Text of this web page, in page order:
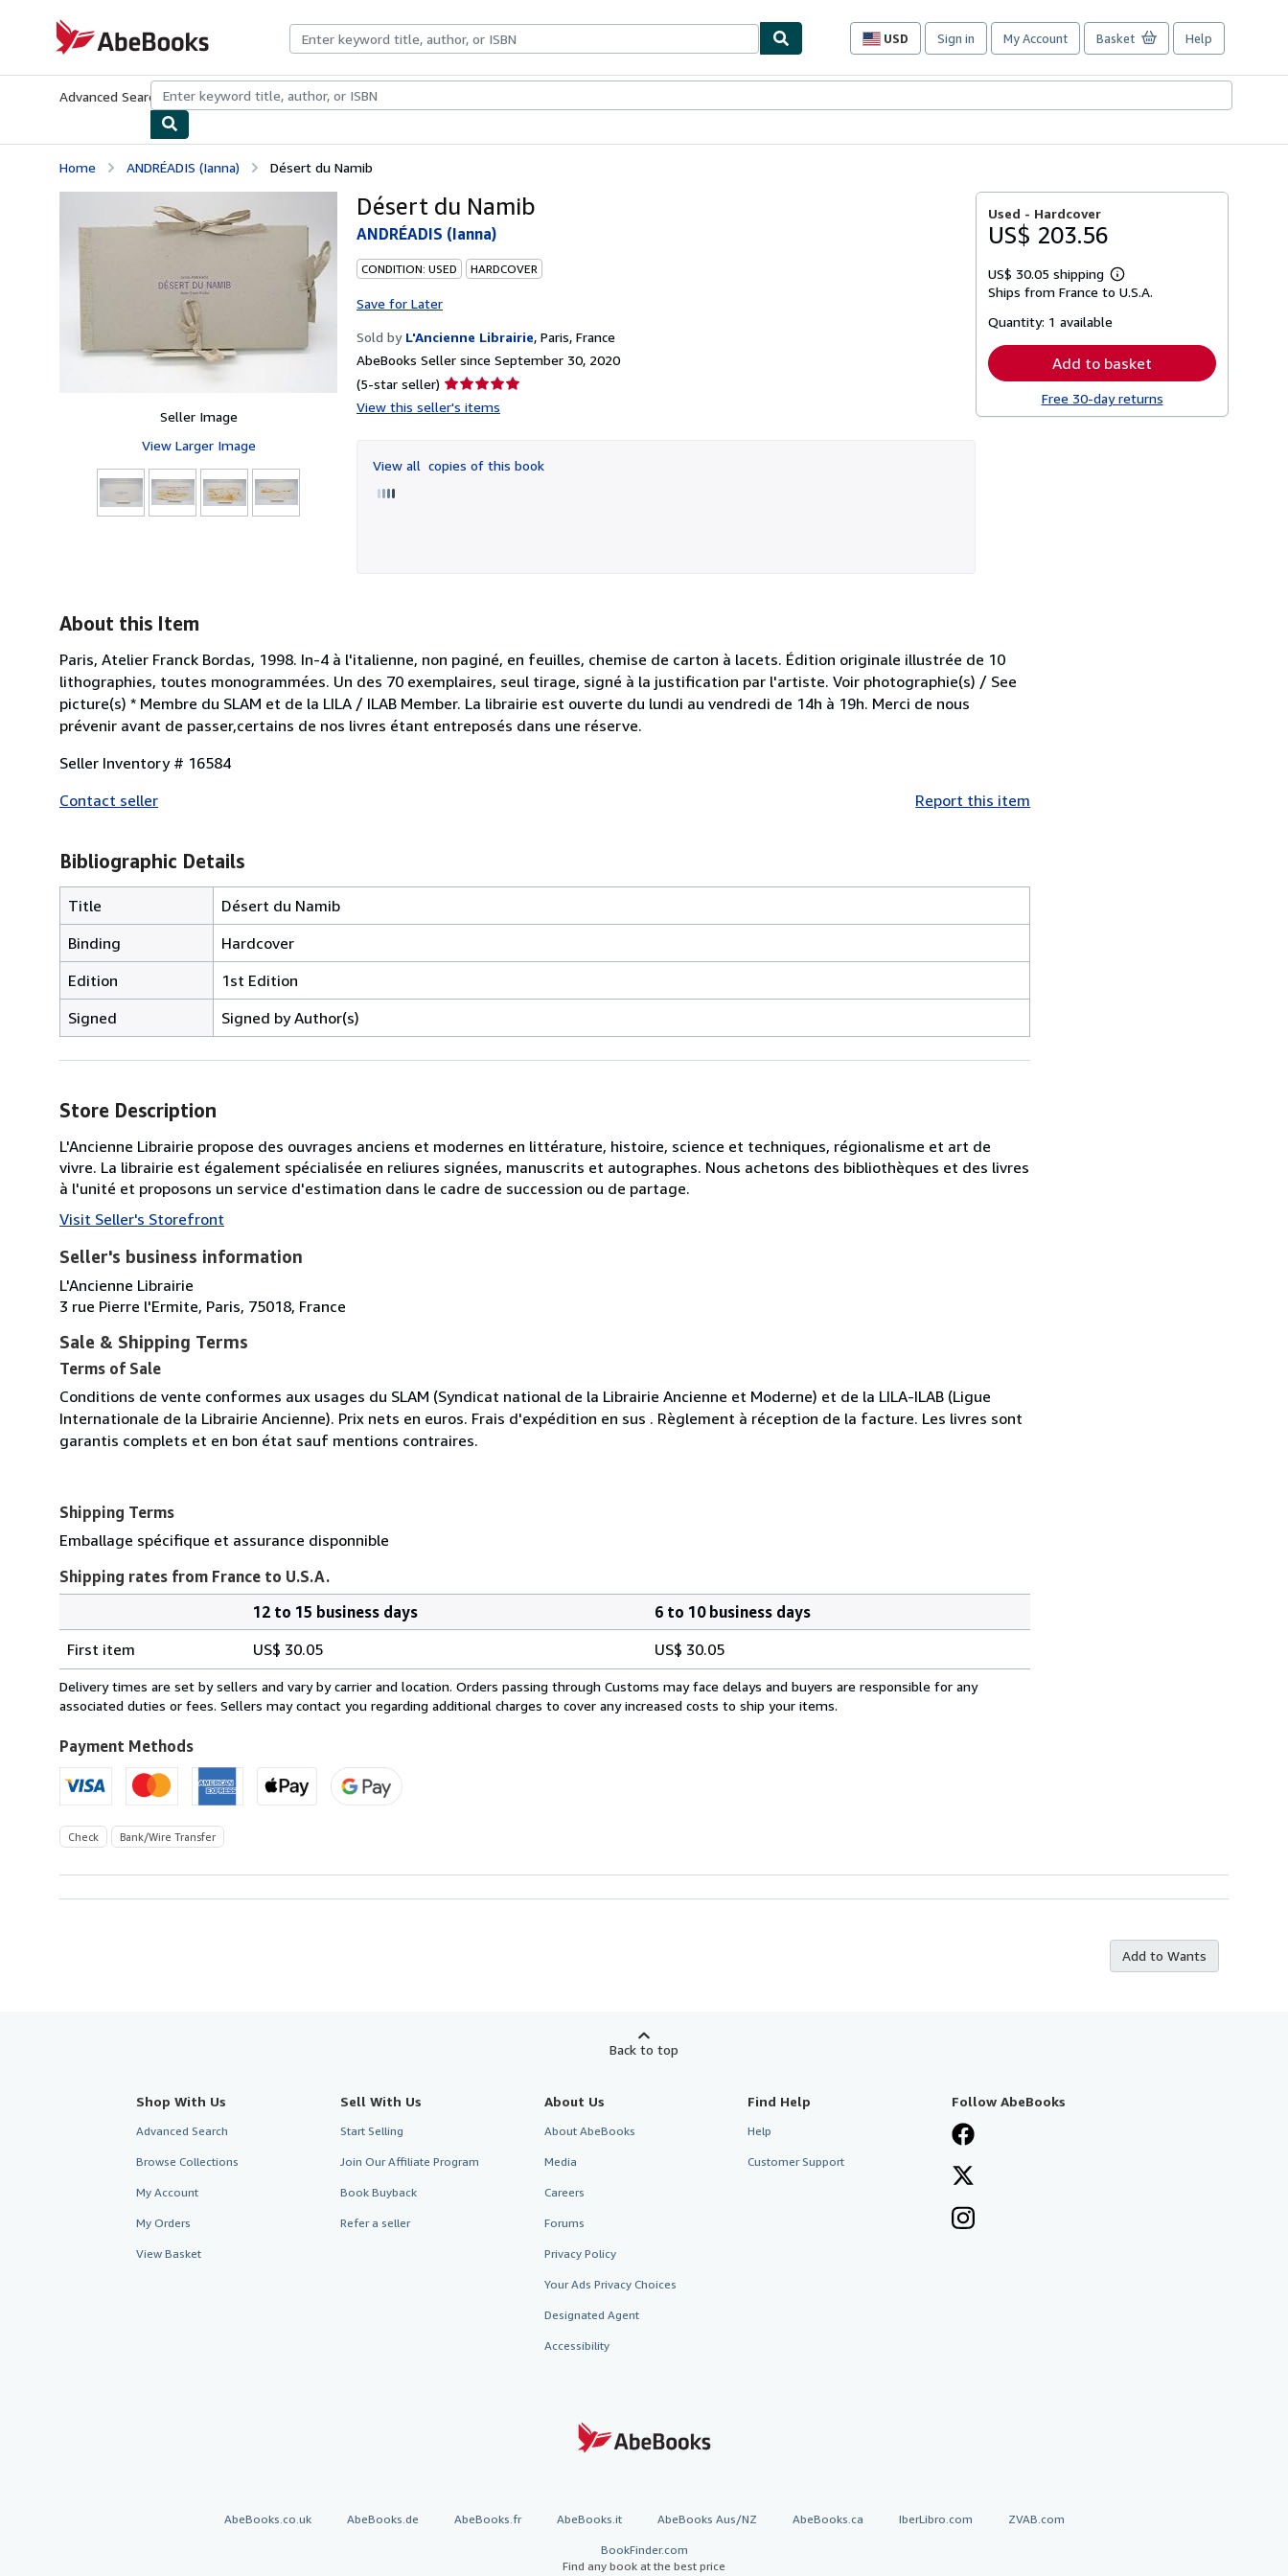
AbeBooks.com
USD
Site
preferences
Sign in My Account Basket Help
Advanced Search Browse CollectionsRare BooksArt & Collectibles
Home ANDRÉADIS (Ianna) Désert du Namib
Seller Image
View Larger Image
Désert du Namib
ANDRÉADIS (Ianna)
CONDITION: USED HARDCOVER
Save for Later
Sold by L'Ancienne Librairie, Paris, France
AbeBooks Seller since September 30, 2020
(5-star seller) Seller
rating
of
5
View this seller's items
View all copies of this book
Used - Hardcover
US$ 203.56
US$ 30.05 shipping
Learn
more
Ships from France to U.S.A.
Quantity: 1 available
Add to basket
Free 30-day returns
About this Item
Paris, Atelier Franck Bordas, 1998. In-4 à l'italienne, non paginé, en feuilles, chemise de carton à lacets. Édition originale illustrée de 10
lithographies, toutes monogrammées. Un des 70 exemplaires, seul tirage, signé à la justification par l'artiste. Voir photographie(s) / See
picture(s) * Membre du SLAM et de la LILA / ILAB Member. La librairie est ouverte du lundi au vendredi de 14h à 19h. Merci de nous
prévenir avant de passer,certains de nos livres étant entreposés dans une réserve.
Seller Inventory # 16584
Contact seller
Report this item
Bibliographic Details
Title
Désert du Namib
Binding
Hardcover
Edition
1st Edition
Signed
Signed by Author(s)
Store Description
L'Ancienne Librairie propose des ouvrages anciens et modernes en littérature, histoire, science et techniques, régionalisme et art de
vivre. La librairie est également spécialisée en reliures signées, manuscrits et autographes. Nous achetons des bibliothèques et des livres
à l'unité et proposons un service d'estimation dans le cadre de succession ou de partage.
Visit Seller's Storefront
Seller's business information
L'Ancienne Librairie
3 rue Pierre l'Ermite, Paris, 75018, France
Sale & Shipping Terms
Terms of Sale
Conditions de vente conformes aux usages du SLAM (Syndicat national de la Librairie Ancienne et Moderne) et de la LILA-ILAB (Ligue
Internationale de la Librairie Ancienne). Prix nets en euros. Frais d'expédition en sus . Règlement à réception de la facture. Les livres sont
garantis complets et en bon état sauf mentions contraires.
Shipping Terms
Emballage spécifique et assurance disponnible
Shipping rates from France to U.S.A.
rates
from
France
U.S.A.
12 to 15 business days
6 to 10 business days
First item
US$ 30.05 US$ 30.05
Delivery times are set by sellers and vary by carrier and location. Orders passing through Customs may face delays and buyers are responsible for any
associated duties or fees. Sellers may contact you regarding additional charges to cover any increased costs to ship your items.
Payment Methods
Check Bank/Wire Transfer
Add to Wants
Back to top
Shop With Us
Advanced Search
Browse Collections
My Account
My Orders
View Basket
Sell With Us
Start Selling
Join Our Affiliate Program
Book Buyback
Refer a seller
About Us
About AbeBooks
Media
Careers
Forums
Privacy Policy
Your Ads Privacy Choices
Designated Agent
Accessibility
Find Help
Help
Customer Support
Follow AbeBooks
AbeBooks.co.uk AbeBooks.de AbeBooks.fr AbeBooks.it AbeBooks Aus/NZ AbeBooks.ca IberLibro.com ZVAB.com
BookFinder.com
Find any book at the best price